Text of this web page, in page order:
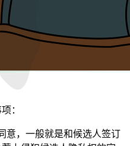
：
意，一般就是和候选人签订